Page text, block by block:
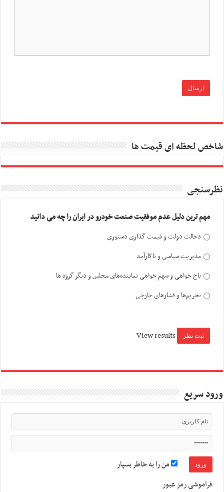
شاخص لحظه ای قیمت ها
نظرسنجی
مهم ترین دلیل عدم موفقیت صنعت خودرو در ایران را چه می دانید
دخالت دولت و قیمت گذاری دستوری
مدیریت سیاسی و ناکارآمد
باج خواهی و سهم خواهی نماینده‌های مجلس و دیگر گروه ها
تحریم‌ها و فشارهای خارجی
View results
ورود سریع
من را به خاطر بسپار
فراموشی رمز عبور